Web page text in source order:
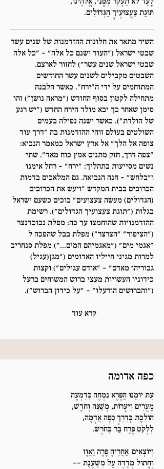
תּוּגַת צַעֲצוּעֶיךָ הַגְּדוֹלִים.
השיר מתאר את חלונות ההזדמנות של שנים עשר
שבטי ישראל ("העוד ישנם כל אלה" – "כל אלה
שבטי ישראל שנים עשר") לחזור לארצם.
השבטים מקבילים לשנים עשר החודשים
המתוחמים על ידי ה"ירח". כאשר הלבנה
מתחילה לקטון בסוף החודש ("מראה נושן") זהו
סימן שאחר כך יבא מולד הירח החדש ("יש רגע
של הולדת"). כאשר ישנה נפילה בעמים
השולטים בעולם זוהי ההזדמנות בה "דרך עוד
צופה אל הלך" אל ארץ ישראל כמאמר הנביא:
"צפה דרך, חזק מתנים אמץ כוח מאד". שתי
נשים מסייעות בתהליך: "ירח" – רחל אימנו
ו"בלחש" – חנה הנביאה. גם המלאכים בדמות
הכרובים בבית המקדש "ויעש את הכרובים
(הגדולים) מעשה צעצועים" בוכים כשעם ישראל
בגלות ("תוגת צעצועיך הגדולים"). רשימת
ההזדמנויות שהוחמצו עד כה: מפלת נבוכדנצר
("הציפור" "הצרצר") מפלת בבל שהפכה ל
"אגמי מים" ("מאגמיהם המים...") מפלת סנחריב
למרות מגיני חייליו האדומים ("מגן(עגיל)
גבוריהו מאדם" – "אודם עגילים") וקצות
כידוניו העשויות מעצי ברוש המשוחים ברעל
("והברושים הורעלו" – "על כידון הברוש").
קרא עוד
כפה אדומה
עֵת יוֹמֵנוּ הַפֶּרֶא נִמְחֶה כְּדִמְעָה
מַעֲרִים וִיעָרוֹת, מְשַׁנֶּה וְחֹדֶשׁ,
הוֹלֶכֶת בְּדֶרֶךְ כִּפָּה אֲדֻמָּה,
לִלְקֹט פֶּרַח בַּר בְּחֹרֶשׁ.
וְיוֹצְאִים אַחֲרֶיהָ פָּרָה וַאֲוָז
וְחָתוּל מְדַדֶּה עַל מִשְׁעֶנֶת --